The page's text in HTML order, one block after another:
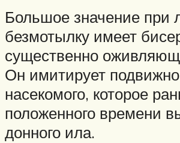
Большое значение при
безмотылку имеет
существенно
Он имитирует
насекомого, которое
положенного времени
донного ила.